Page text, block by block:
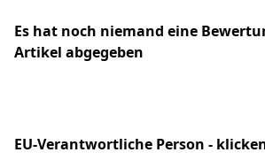
Es hat noch niemand eine
Artikel abgegeben
EU-Verantwortliche Person -